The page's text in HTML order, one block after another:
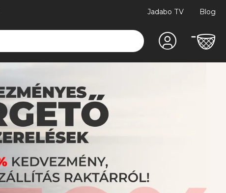
Jadabo TV Blog